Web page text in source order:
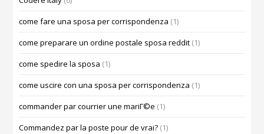
come fare una sposa per corrispondenza (1)
come preparare un ordine postale sposa reddit (1)
come spedire la sposa (1)
come uscire con una sposa per corrispondenza (1)
commander par courrier une mariГ©e (1)
Commandez par la poste pour de vrai? (1)